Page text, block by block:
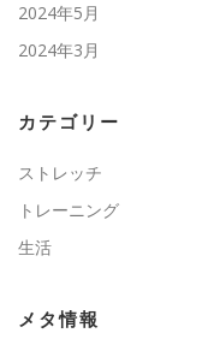
2024年5月
2024年3月
カテゴリー
ストレッチ
トレーニング
生活
メタ情報